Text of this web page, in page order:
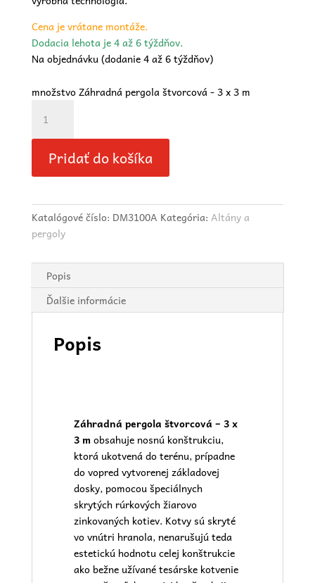
Cena je vrátane montáže.
Dodacia lehota je 4 až 6 týždňov.
Na objednávku (dodanie 4 až 6 týždňov)
množstvo Záhradná pergola štvorcová - 3 x 3 m
Pridať do košíka
Katalógové číslo: DM3100A Kategória: Altány a
pergoly
Popis
Ďalšie informácie
Popis
Záhradná pergola štvorcová – 3 x
3 mobsahuje nosnú konštrukciu,
ktorá ukotvená do terénu, prípadne
do vopred vytvorenej základovej
dosky, pomocou špeciálnych
skrytých rúrkových žiarovo
zinkovaných kotiev. Kotvy sú skryté
vo vnútri hranola, nenarušujú teda
estetickú hodnotu celej konštrukcie
ako bežne užívané tesárske kotvenie